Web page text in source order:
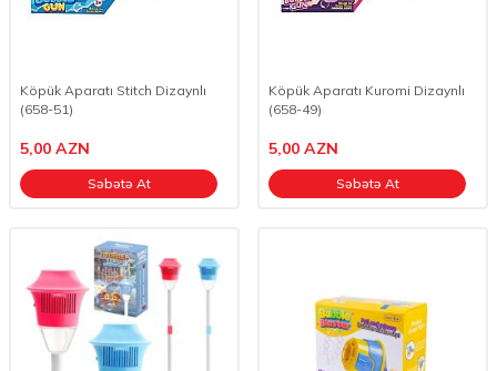
Köpük Aparatı Stitch Dizaynlı
(658-51)
5,00 AZN
Səbətə At
Köpük Aparatı Kuromi Dizaynlı
(658-49)
5,00 AZN
Səbətə At